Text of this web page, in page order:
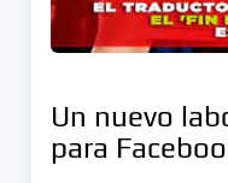
Un nuevo
para